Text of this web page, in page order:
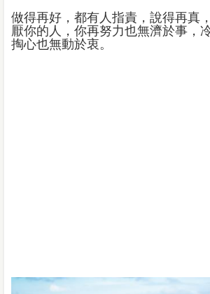
做得再好，都有人指責，說得再真
厭你的人，你再努力也無濟於事，
掏心也無動於衷。